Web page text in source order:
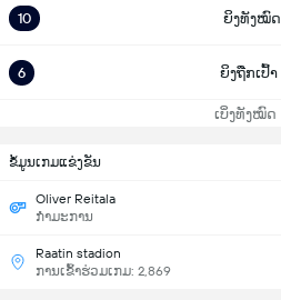
10 ຍິງທັງໝົດ
6 ຍິງຖືກເປົ້າ
ເບິ່ງທັງໝົດ
ຂ້ໍມູນເກມແຂ່ງຂັນ
Oliver Reitala
ກຳມະການ
Raatin stadion
ການເຂົ້າຮ່ວມເກມ: 2,869